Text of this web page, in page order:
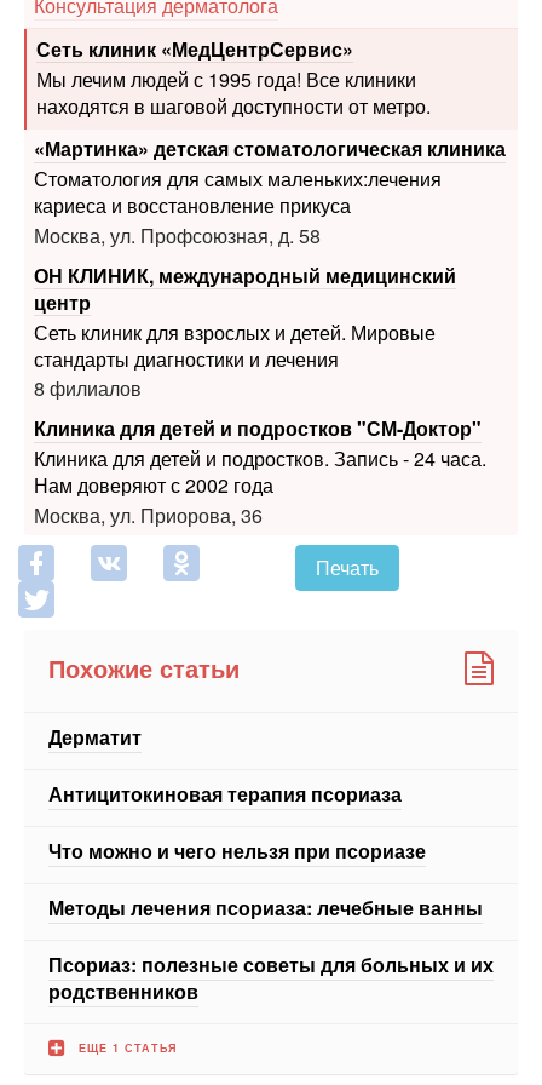
Мы лечим людей с 1995 года! Все клиники
«Мартинка» детская стоматологическая клиника
Стоматология для самых маленьких:лечения
Москва, ул. Профсоюзная, д. 58
ОН КЛИНИК, международный медицинский
центр
стандарты диагностики и лечения
8 филиалов
Клиника для детей и подростков "СМ-Доктор"
Клиника для детей и подростков. Запись - 24 часа.
Нам доверяют с 2002 года
Москва, ул. Приорова, 36
Похожие статьи
Дерматит
родственников
ЕЩЕ 1 СТАТЬЯ
Новости СМИ2